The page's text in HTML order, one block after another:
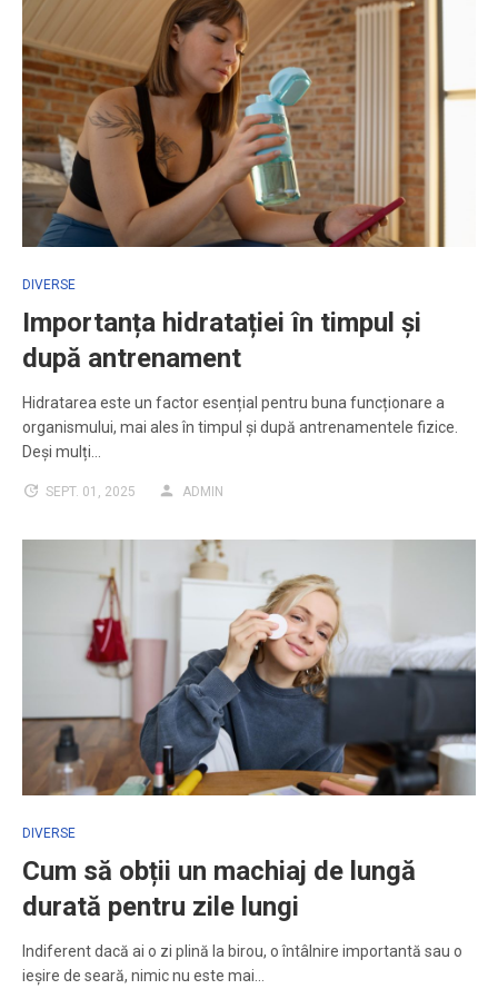
DIVERSE
Importanța hidratației în timpul și
după antrenament
Hidratarea este un factor esențial pentru buna funcționare a
organismului, mai ales în timpul și după antrenamentele fizice.
Deși mulți…
SEPT. 01, 2025 ADMIN
DIVERSE
Cum să obții un machiaj de lungă
durată pentru zile lungi
Indiferent dacă ai o zi plină la birou, o întâlnire importantă sau o
ieșire de seară, nimic nu este mai…